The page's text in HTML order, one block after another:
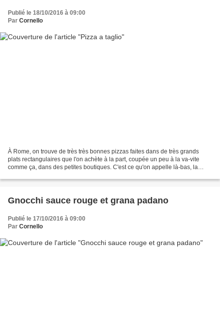
Publié le 18/10/2016 à 09:00
Par Cornello
À Rome, on trouve de très très bonnes pizzas faites dans de très grands
plats rectangulaires que l'on achète à la part, coupée un peu à la va-vite
comme ça, dans des petites boutiques. C'est ce qu'on appelle là-bas, la
Gnocchi sauce rouge et grana padano
Publié le 17/10/2016 à 09:00
Par Cornello